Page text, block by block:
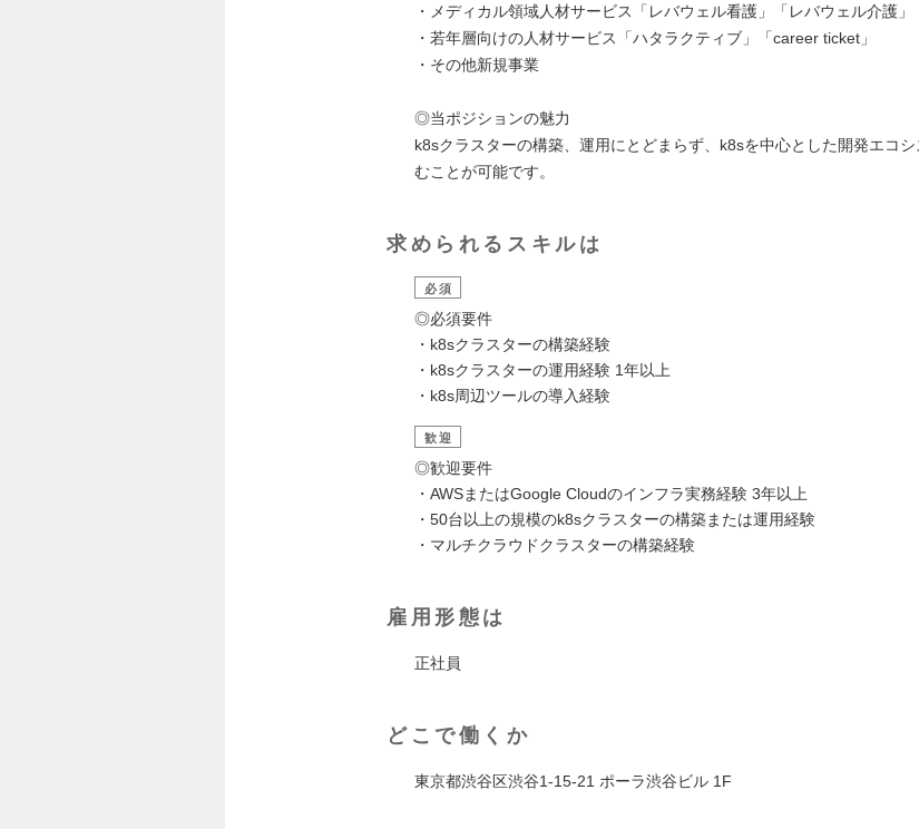
・メディカル領域人材サービス「レバウェル看護」「レバウェル介護」
・若年層向けの人材サービス「ハタラクティブ」「career ticket」
・その他新規事業
◎当ポジションの魅力
k8sクラスターの構築、運用にとどまらず、k8sを中心とした開発エコ
むことが可能です。
求められるスキルは
必須
◎必須要件
・k8sクラスターの構築経験
・k8sクラスターの運用経験 1年以上
・k8s周辺ツールの導入経験
歓迎
◎歓迎要件
・AWSまたはGoogle Cloudのインフラ実務経験 3年以上
・50台以上の規模のk8sクラスターの構築または運用経験
・マルチクラウドクラスターの構築経験
雇用形態は
正社員
どこで働くか
東京都渋谷区渋谷1-15-21 ポーラ渋谷ビル 1F